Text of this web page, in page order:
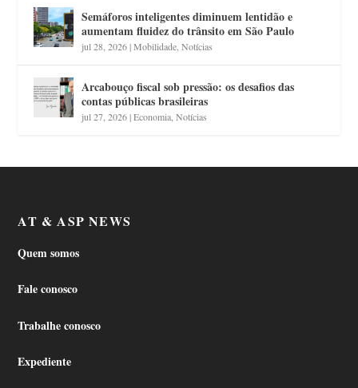
Semáforos inteligentes diminuem lentidão e
aumentam fluidez do trânsito em São Paulo
jul 28, 2026|Mobilidade ,Notícias
Arcabouço fiscal sob pressão: os desafios das
contas públicas brasileiras
jul 27, 2026|Economia ,Notícias
AT & ASP NEWS
Quem somos
Fale conosco
Trabalhe conosco
Expediente